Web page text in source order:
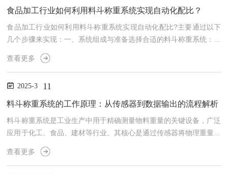
食品加工行业如何利用料斗称重系统实现自动化配比？
食品加工行业如何利用料斗称重系统实现自动化配比?主要通过以下
几个步骤来实现：一、系统组成与准备选择合适的料斗称重系统：根
据食品加工的规模、精度要求和物料特性，选择相应量程、精度和材
质的料斗称重系统。例如，对于精细的烘焙食品加工，可能需要精度
有防腐蚀功能的料斗。配备物料输送设备：采用螺旋输送机、皮带输
送机、气力输送系统等，将各种原料输送至对应的料斗上方。这些输
的...
查看更多
2025-3 11
料斗称重系统的工作原理：从传感器到数据输出的流程解析
料斗称重系统是工业生产中用于精确测量物料重量的关键设备，广泛
应用于化工、食品、建材等行业。其核心是通过传感器将物理重量转
化为电信号，再经过一系列处理最终输出可用的数据。​1.传感器：重
量信号的“捕捉者”​传感器是系统的核心部件，负责将料斗中物料的重
查看更多